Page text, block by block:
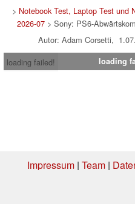
> Notebook Test, Laptop Test und
2026-07 > Sony: PS6-
Autor: Adam Corsetti,
loading failed!
loading
Impressum| Team|